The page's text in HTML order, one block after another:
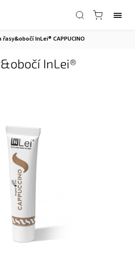
řasy&obočí InLei® CAPPUCINO
InLei®